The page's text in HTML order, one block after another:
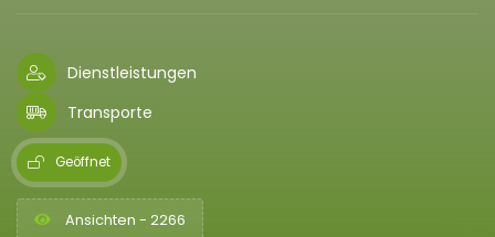
Dienstleistungen
Transporte
Geöffnet
Ansichten - 2266